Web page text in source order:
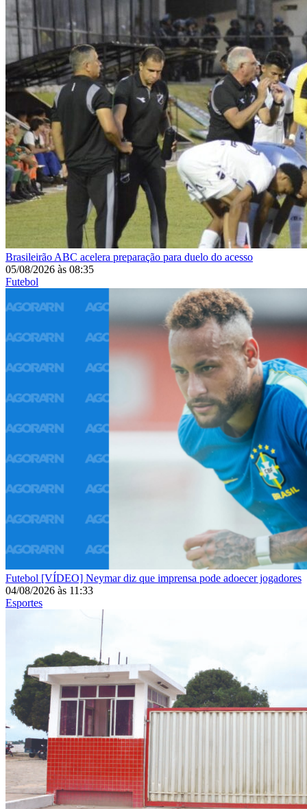
Brasileirão ABC acelera preparação para duelo do acesso
05/08/2026 às 08:35
Futebol
Futebol [VÍDEO] Neymar diz que imprensa pode adoecer jogadores
04/08/2026 às 11:33
Esportes